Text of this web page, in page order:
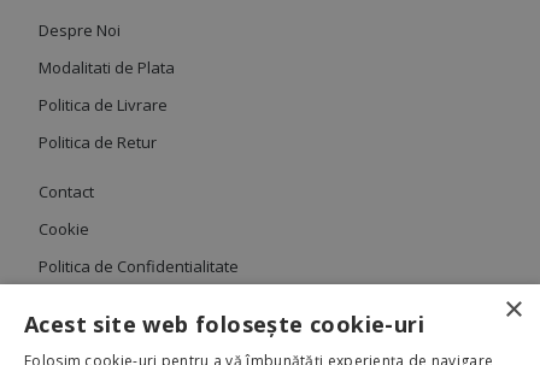
Despre Noi
Modalitati de Plata
Politica de Livrare
Politica de Retur
Contact
Cookie
Politica de Confidentialitate
×
Acest site web folosește cookie-uri
Folosim cookie-uri pentru a vă îmbunătăți experiența de navigare,